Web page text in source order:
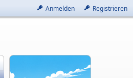
Anmelden Registrieren